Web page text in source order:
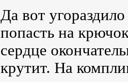
Да вот
попасть на
сердце
крутит. На